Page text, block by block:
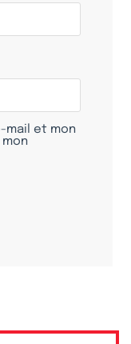
mail et mon